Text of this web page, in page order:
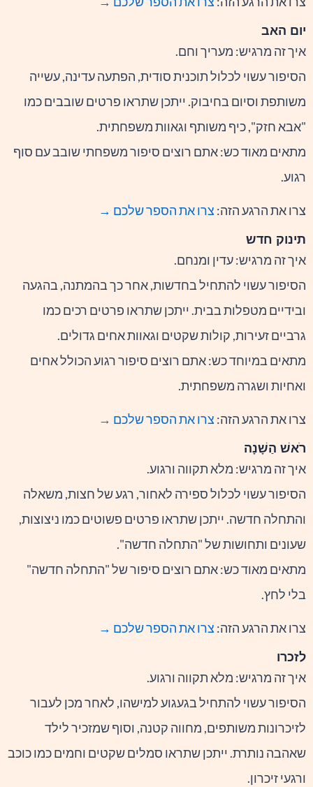
יום האב
איך זה מרגיש: מעריך וחם.
הסיפור עשוי לכלול תוכנית סודית, הפתעה עדינה, עשייה
משותפת וסיום בחיבוק. ייתכן שתראו פרטים שובבים כמו
"אבא חזק", כיף משותף וגאוות משפחתית.
מתאים מאוד כש: אתם רוצים סיפור משפחתי שובב עם סוף
רגוע.
צרו את הרגע הזה: צרו את הספר שלכם →
תינוק חדש
איך זה מרגיש: עדין ומנחם.
הסיפור עשוי להתחיל בחדשות, אחר כך בהמתנה, בהגעה
ובידיים מטפלות בבית. ייתכן שתראו פרטים רכים כמו
גרביים זעירות, קולות שקטים וגאוות אחים גדולים.
מתאים במיוחד כש: אתם רוצים סיפור רגוע הכולל אחים
ואחיות ושגרה משפחתית.
צרו את הרגע הזה: צרו את הספר שלכם →
רֹאשׁ הַשָׁנָה
איך זה מרגיש: מלא תקווה ורגוע.
הסיפור עשוי לכלול ספירה לאחור, רגע של חצות, משאלה
והתחלה חדשה. ייתכן שתראו פרטים פשוטים כמו ניצוצות,
שעונים ותחושות של "התחלה חדשה".
מתאים מאוד כש: אתם רוצים סיפור של "התחלה חדשה"
בלי לחץ.
צרו את הרגע הזה: צרו את הספר שלכם →
לזכרו
איך זה מרגיש: מלא תקווה ורגוע.
הסיפור עשוי להתחיל בגעגוע למישהו, לאחר מכן לעבור
לזיכרונות משותפים, מחווה קטנה, וסוף שמזכיר לילד
שאהבה נותרת. ייתכן שתראו סמלים שקטים וחמים כמו כוכב
ורגעי זיכרון.